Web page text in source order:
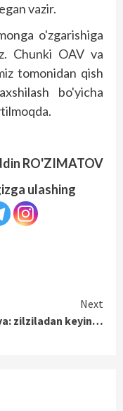
vazir.
o'zgarishiga
Chunki OAV va
tomonidan qish
bo'yicha
RO'ZIMATOV
ulashing
Next
zilziladan keyin…